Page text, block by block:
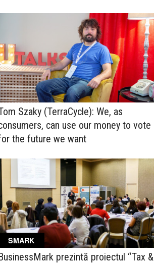
Szaky (TerraCycle): We, as
can use our money to vote
the future we want
SMARK
prezintă proiectul “Tax &